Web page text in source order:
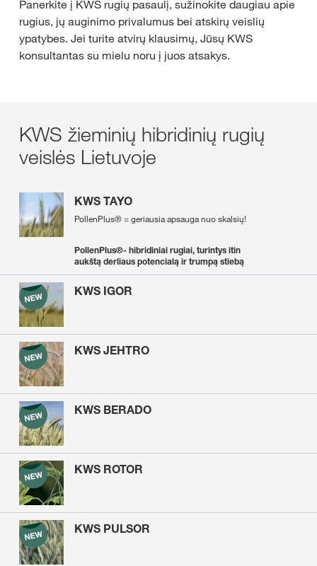
Panerkite į KWS rugių pasaulį, sužinokite daugiau apie
rugius, jų auginimo privalumus bei atskirų veislių
ypatybes. Jei turite atvirų klausimų, Jūsų KWS
konsultantas su mielu noru į juos atsakys.
KWS žieminių hibridinių rugių
veislės Lietuvoje
KWS TAYO
PollenPlus® = geriausia apsauga nuo skalsių!
PollenPlus®- hibridiniai rugiai, turintys itin
aukštą derliaus potencialą ir trumpą stiebą
KWS IGOR
KWS JEHTRO
KWS BERADO
KWS ROTOR
KWS PULSOR